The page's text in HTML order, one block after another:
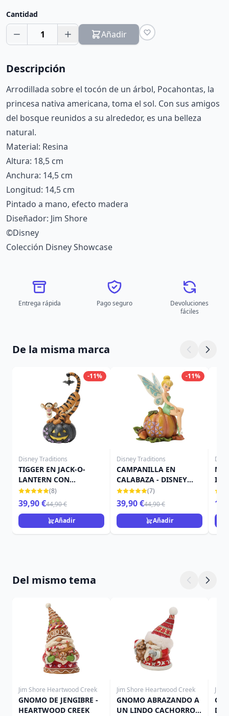
Cantidad
1 Añadir
Descripción
Arrodillada sobre el tocón de un árbol, Pocahontas, la
princesa nativa americana, toma el sol. Con sus amigos
del bosque reunidos a su alrededor, es una belleza
natural.
Material: Resina
Altura: 18,5 cm
Anchura: 14,5 cm
Longitud: 14,5 cm
Pintado a mano, efecto madera
Diseñador: Jim Shore
©Disney
Colección Disney Showcase
Entrega rápida Pago seguro
Devoluciones
fáciles
De la misma marca
-11%
Disney Traditions
TIGGER EN JACK-O-
LANTERN CON
MURCIÉLAGO - DISNEY
TRADITIONS
(8)
39,90 €44,90 €
Añadir
-11%
Disney Traditions
CAMPANILLA EN
CALABAZA - DISNEY
TRADITIONS
(7)
39,90 €44,90 €
Añadir
IN
Del mismo tema
Jim Shore Heartwood Creek
GNOMO DE JENGIBRE -
HEARTWOOD CREEK
Jim Shore Heartwood Creek
GNOMO ABRAZANDO A
UN LINDO CACHORRO -
Jim
DE